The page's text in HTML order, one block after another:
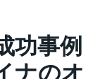
功事例
ナのオ